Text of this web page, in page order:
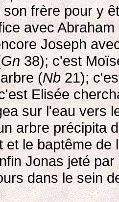
frère pour y
avec
Joseph
Gn38); c'est
(Nb21);
Elisée
sur l'eau vers
arbre précipita
et le baptême
Jonas jeté
dans le sein